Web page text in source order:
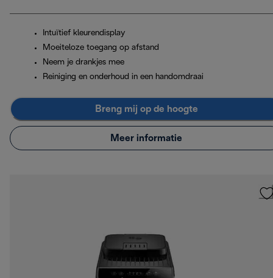
Intuïtief kleurendisplay
Moeiteloze toegang op afstand
Neem je drankjes mee
Reiniging en onderhoud in een handomdraai
Breng mij op de hoogte
Meer informatie